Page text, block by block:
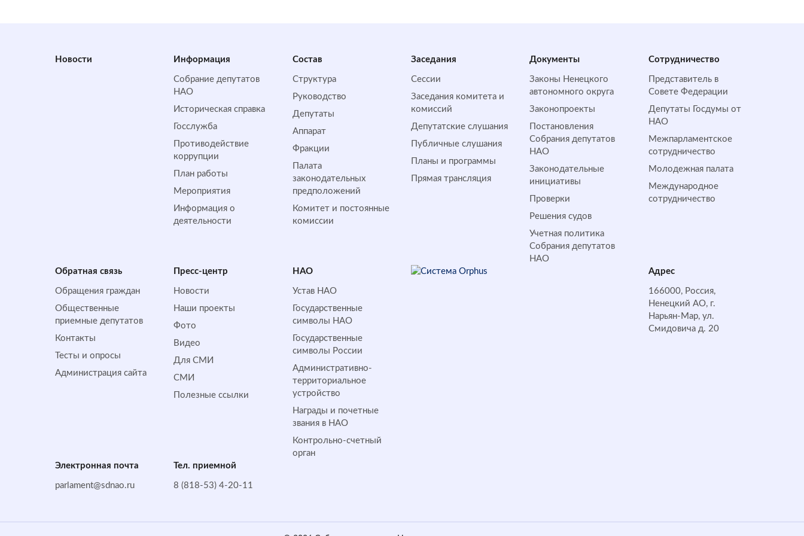
Новости Информация
Собрание депутатов
НАО
Историческая справка
Госслужба
Противодействие
коррупции
План работы
Мероприятия
Информация о
деятельности
Состав
Структура
Руководство
Депутаты
Аппарат
Фракции
Палата
законодательных
предположений
Комитет и постоянные
комиссии
Заседания
Сессии
Заседания комитета и
комиссий
Депутатские слушания
Публичные слушания
Планы и программы
Прямая трансляция
Документы
Законы Ненецкого
автономного округа
Законопроекты
Постановления
Собрания депутатов
НАО
Законодательные
инициативы
Проверки
Решения судов
Учетная политика
Собрания депутатов
НАО
Сотрудничество
Представитель в
Совете Федерации
Депутаты Госдумы от
НАО
Межпарламентское
сотрудничество
Молодежная палата
Международное
сотрудничество
Обратная cвязь
Обращения граждан
Общественные
приемные депутатов
Контакты
Тесты и опросы
Администрация сайта
Пресс-центр
Новости
Наши проекты
Фото
Видео
Для СМИ
СМИ
Полезные ссылки
НАО
Устав НАО
Государственные
символы НАО
Государственные
символы России
Административно-
территориальное
устройство
Награды и почетные
звания в НАО
Контрольно-счетный
орган
Адрес
166000, Россия,
Ненецкий АО, г.
Нарьян-Мар, ул.
Смидовича д. 20
Электронная почта
parlament@sdnao.ru
Тел. приемной
8 (818-53) 4-20-11